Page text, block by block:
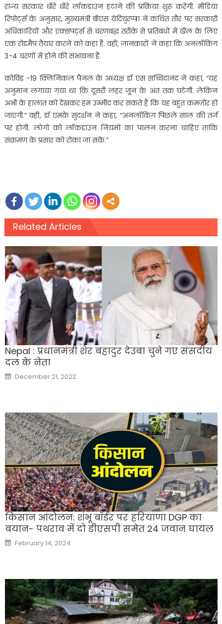
राज्य सरकार धीरे धीरे लॉकडाउन हटाने की प्रक्रिया शुरू करेगी. मीडिया
रिपोर्ट्स के अनुसार, मुख्यमंत्री बीएस येदियुरप्पा ने कथित तौर पर सरकारी
अधिकारियों और एक्सपर्ट्स से चरणबद्ध तरीके से प्रतिबंधों में ढील के लिए
एक रोडमैप तैयार करने को कहा है. वहीं, जानकारों ने कहा कि अनलॉकिंग
3-4 चरणों में होने की संभावना है.
कोविड -19 क्लिनिकल पैनल के अध्यक्ष डॉ एस सच्चिदानंद ने कहा, “यह
अनुमान लगाया गया था कि दूसरी लहर जून के अंत तक घटेगी. लेकिन
अभी के हालात को देखकर हम उम्मीद कर सकते हैं कि यह बहुत कमजोर हो
जाएगी.” वहीं, डॉ एमके सुदर्शन ने कहा, “अनलॉकिंग पिछले साल की तर्ज
पर होगी. लोगों को लॉकडाउन नियमों का पालन करना चाहिए ताकि
संक्रमण के प्रसार को रोका जा सके.”
Related Articles
Nepal : प्रधानमंत्री शेर बहादुर देउबा चुने गए संसदीय
दल के नेता
Posted
on
December 21, 2022
किसान आंदोलन: शंभू बॉर्डर पर हरियाणा DGP का
बयान- पथराव में दो डीएसपी समेत 24 जवान घायल
Posted
on
February 14, 2024